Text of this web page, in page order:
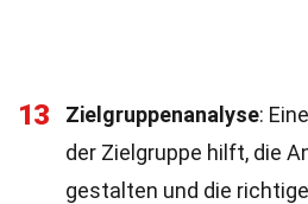
13 Zielgruppenanalyse:
der Zielgruppe hilft, die
gestalten und die